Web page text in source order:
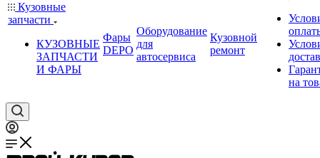
Кузовные
запчасти
КУЗОВНЫЕ
ЗАПЧАСТИ
И ФАРЫ
Фары
DEPO
Оборудование
для
автосервиса
Кузовной
ремонт
на